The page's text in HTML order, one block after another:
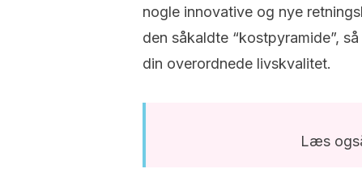
nogle innovative og nye
den såkaldte “kostpyramide”,
din overordnede livskvalitet.
Læs